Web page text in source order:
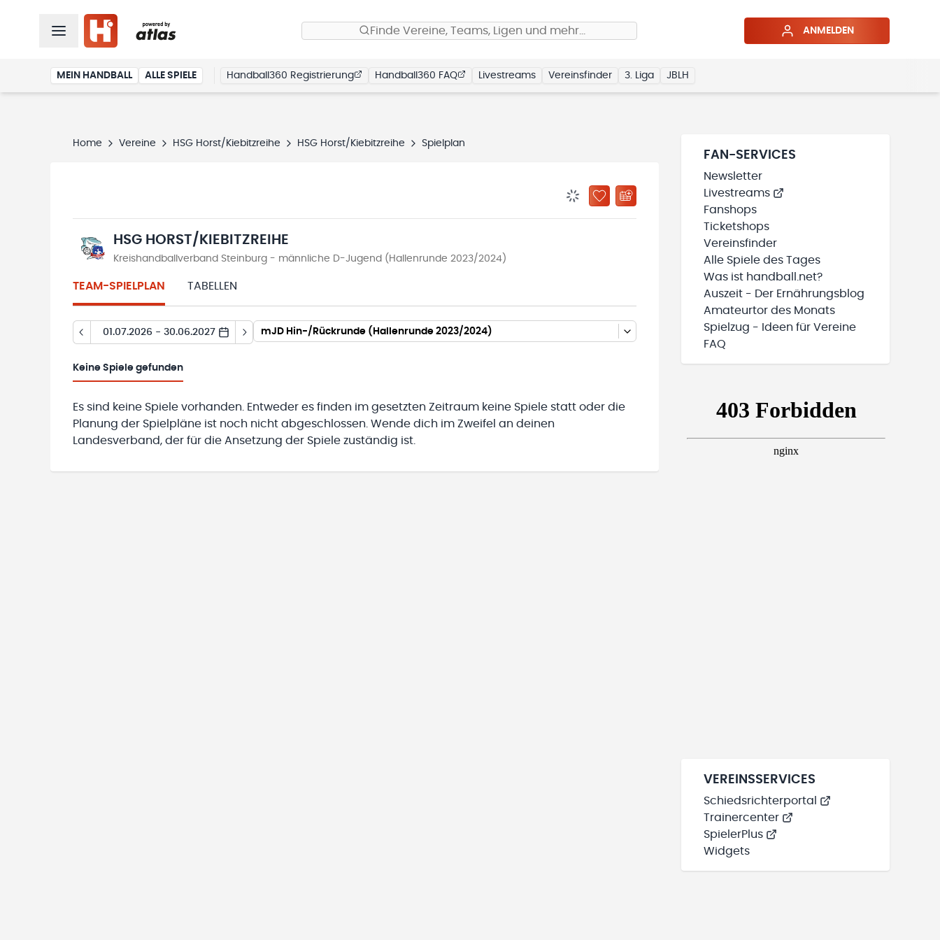
Finde Vereine, Teams, Ligen und mehr… ANMELDEN
MEIN HANDBALL ALLE SPIELE Handball360 Registrierung Handball360 FAQ Livestreams Vereinsfinder 3. Liga JBLH
Home Vereine HSG Horst/Kiebitzreihe HSG Horst/Kiebitzreihe Spielplan
BENACHRICHTIGUNGSSTATUS WIRD GELADEN
ZU „MEINE TEAMS“ HINZUFÜGEN
HSG HORST/KIEBITZREIHE
Kreishandballverband Steinburg - männliche D-Jugend (Hallenrunde 2023/2024)
TEAM-SPIELPLAN TABELLEN
01.07.2026 - 30.06.2027 mJD Hin-/Rückrunde (Hallenrunde 2023/2024)
Keine Spiele gefunden
Es sind keine Spiele vorhanden. Entweder es finden im gesetzten Zeitraum keine Spiele statt oder die
Planung der Spielpläne ist noch nicht abgeschlossen. Wende dich im Zweifel an deinen
Landesverband, der für die Ansetzung der Spiele zuständig ist.
FAN-SERVICES
Newsletter
Livestreams
Fanshops
Ticketshops
Vereinsfinder
Alle Spiele des Tages
Was ist handball.net?
Auszeit - Der Ernährungsblog
Amateurtor des Monats
Spielzug - Ideen für Vereine
FAQ
VEREINSSERVICES
Schiedsrichterportal
Trainercenter
SpielerPlus
Widgets